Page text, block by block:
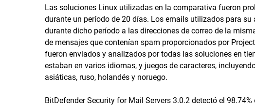
Las soluciones Linux utilizadas en la comparativa fueron
durante un período de 20 días. Los emails utilizados para
durante dicho período a las direcciones de correo de la
de mensajes que contenían spam proporcionados por
fueron enviados y analizados por todas las soluciones en
estaban en varios idiomas, y juegos de caracteres,
asiáticas, ruso, holandés y noruego.
BitDefender Security for Mail Servers 3.0.2 detectó el